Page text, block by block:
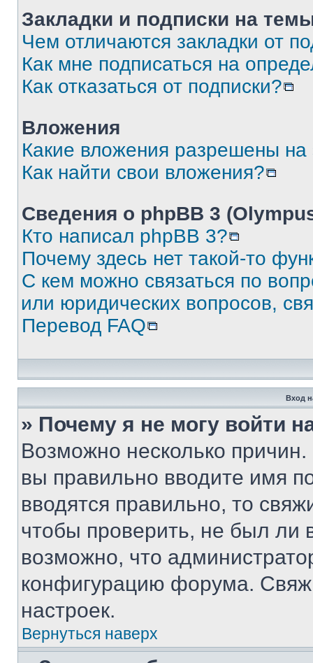
Закладки и подписки на
Чем отличаются закладки от
Как мне подписаться на
Как отказаться от подписки?
Вложения
Какие вложения разрешены
Как найти свои вложения?
Сведения о phpBB 3
Кто написал phpBB 3?
Почему здесь нет такой-то
С кем можно связаться по
или юридических вопросов,
Перевод FAQ
Вход
» Почему я не могу войти
Возможно несколько
вы правильно вводите имя
вводятся правильно, то
чтобы проверить, не был ли
возможно, что
конфигурацию форума.
настроек.
Вернуться наверх